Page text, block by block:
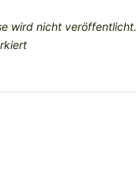
wird nicht veröffentlicht.